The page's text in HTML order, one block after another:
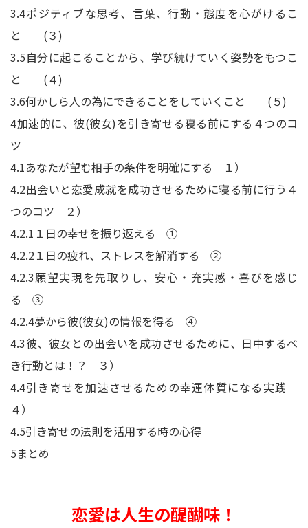
3.4ポジティブな思考、言葉、行動・態度を心がけるこ
と (３)
3.5自分に起こることから、学び続けていく姿勢をもつこ
と (４)
3.6何かしら人の為にできることをしていくこと (５)
4加速的に、彼(彼女)を引き寄せる寝る前にする４つのコ
ツ
4.1あなたが望む相手の条件を明確にする １）
4.2出会いと恋愛成就を成功させるために寝る前に行う４
つのコツ ２）
4.2.1 １日の幸せを振り返える ①
4.2.2 １日の疲れ、ストレスを解消する ②
4.2.3願望実現を先取りし、安心・充実感・喜びを感じ
る ③
4.2.4夢から彼(彼女)の情報を得る ④
4.3彼、彼女との出会いを成功させるために、日中するべ
き行動とは！？ ３）
4.4引き寄せを加速させるための幸運体質になる実践
４）
4.5引き寄せの法則を活用する時の心得
5まとめ
恋愛は人生の醍醐味！